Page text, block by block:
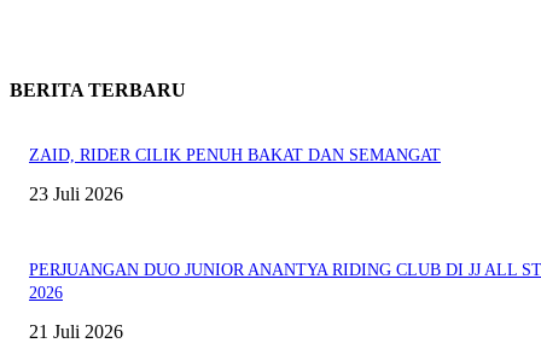
BERITA TERBARU
ZAID, RIDER CILIK PENUH BAKAT DAN SEMANGAT
23 Juli 2026
PERJUANGAN DUO JUNIOR ANANTYA RIDING CLUB DI JJ ALL
2026
21 Juli 2026